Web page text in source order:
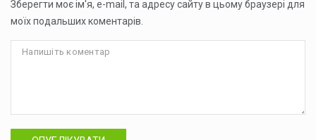
Зберегти моє ім'я, e-mail, та адресу сайту в цьому браузері для
моїх подальших коментарів.